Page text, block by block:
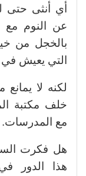
أي أنثى حتى
عن النوم مع
بالخجل من
التي يعيش في
لكنه لا
خلف مكتبة
مع المدرسات.
هل فكرت
هذا الدور